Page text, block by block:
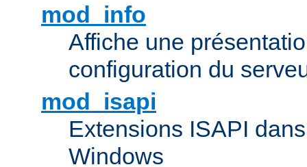
mod_info
Affiche une
configuration du
mod_isapi
Extensions ISAPI
Windows